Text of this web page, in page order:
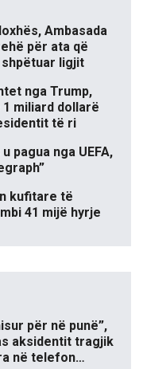
Ambasada
për ata që
ligjit
nga Trump,
miliard dollarë
të ri
pagua nga UEFA,
kufitare të
41 mijë hyrje
për në punë”,
aksidentit tragjik
në telefon…